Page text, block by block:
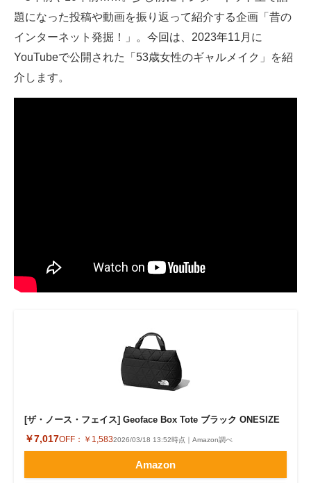
ITの今と未来を見通す
スマホと通信の最新トレンド
進化するPCとデバイスの未来
マーケ×ITの今がよく分かる
ITエンジニア向け専門サイト
IT製品の技術・比較・事例
製造業のIT導入・活用を支援
エレクトロニクス専門サイト
題になった投稿や動画を振り返って紹介する企画「昔の
インターネット発掘！」。今回は、2023年11月に
YouTubeで公開された「53歳女性のギャルメイク」を紹
介します。
[ザ・ノース・フェイス] Geoface Box Tote ブラック ONESIZE
￥7,017OFF： ￥1,5832026/03/18 13:52時点｜Amazon調べ
Amazon